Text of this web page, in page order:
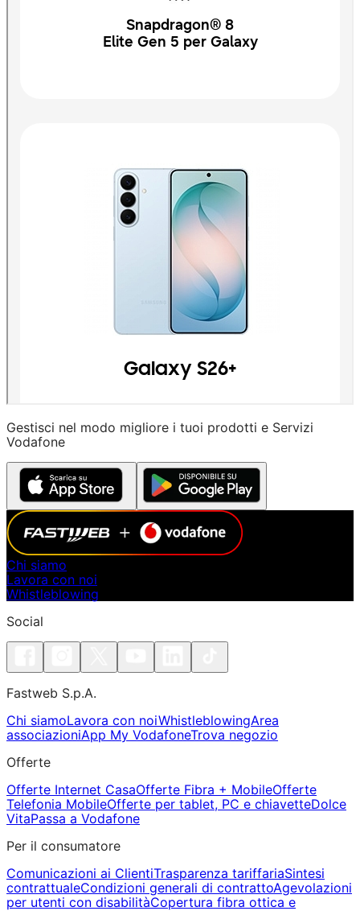
Gestisci nel modo migliore i tuoi prodotti e Servizi
Vodafone
Chi siamo
Lavora con noi
Whistleblowing
Social
Fastweb S.p.A.
Chi siamoLavora con noiWhistleblowingArea
associazioniApp My VodafoneTrova negozio
Offerte
Offerte Internet CasaOfferte Fibra + MobileOfferte
Telefonia MobileOfferte per tablet, PC e chiavetteDolce
VitaPassa a Vodafone
Per il consumatore
Comunicazioni ai ClientiTrasparenza tariffariaSintesi
contrattualeCondizioni generali di contrattoAgevolazioni
per utenti con disabilitàCopertura fibra ottica e